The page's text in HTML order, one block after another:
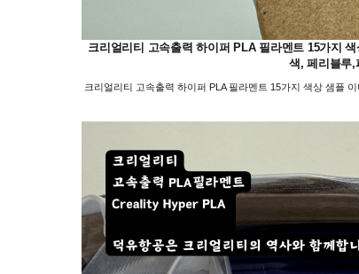
크리얼리티 고속출력 하이퍼 PLA 필라멘트 15가지
색, 페리블루
크리얼리티 고속출력 하이퍼 PLA 필라멘트 15가지 색상 샘플